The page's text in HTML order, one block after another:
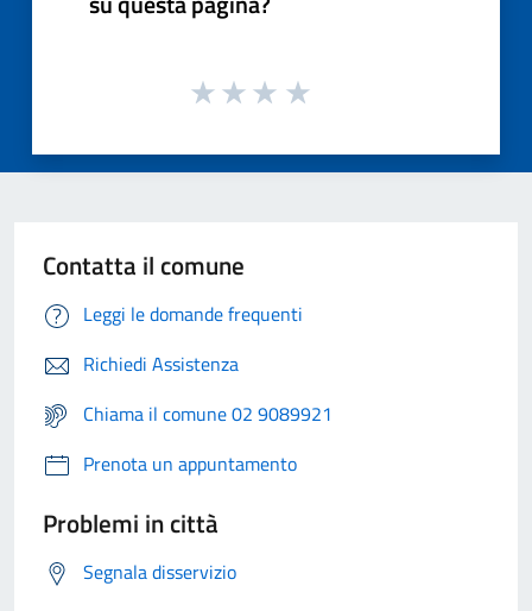
Contatta il comune
Leggi le domande frequenti
Richiedi Assistenza
Chiama il comune 02 9089921
Prenota un appuntamento
Problemi in città
Segnala disservizio